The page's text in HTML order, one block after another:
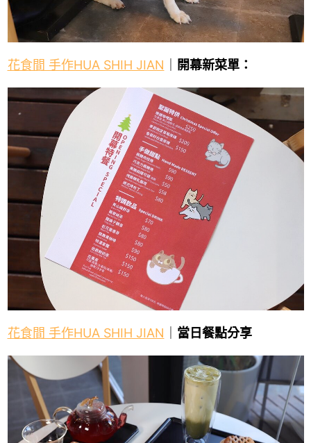
花食間 手作HUA SHIH JIAN 開幕新菜單：
花食間 手作HUA SHIH JIAN 當日餐點分享